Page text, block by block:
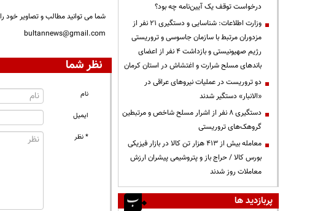
شما می توانید مطالب و تصاویر خود
bultannews@gmail.com
نظر شما
نام
ایمیل
* نظر
درخواست توقف یک آیین‌نامه چه بود؟
وزارت اطلاعات: شناسایی و دستگیری ۲۱ نفر از
مزدوران مرتبط با سازمان جاسوسی و تروریستی
رژیم صهیونیستی و بازداشت ۴ نفر از اعضای
باندهای مسلح شرارت و اغتشاش در استان کرمان
دو تروریست در عملیات نیروهای عراقی در
«الانبار» دستگیر شدند
دستگیری ۸ نفر از اشرار مسلح شاخص و مرتبطین
گروهک‌های تروریستی
معامله بیش از ۴۱۳ هزار تن کالا در بازار فیزیکی
بورس کالا / حراج باز و پتروشیمی پیشران ارزش
معاملات روز شدند
پربازدید ها